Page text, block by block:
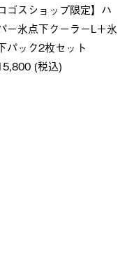
ロゴスショップ限定】ハ
ー氷点下クーラーL＋氷
パック2枚セット
(税込)